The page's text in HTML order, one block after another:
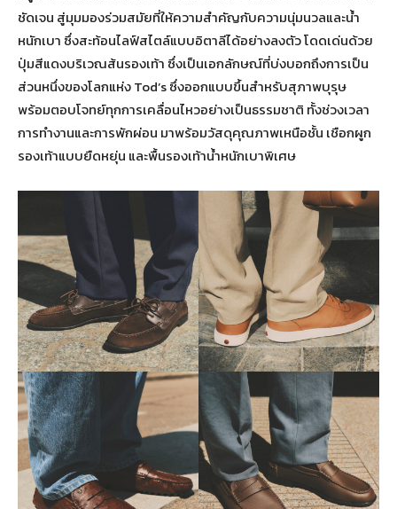
ชัดเจน สู่มุมมองร่วมสมัยที่ให้ความสำคัญกับความนุ่มนวลและน้ำ
หนักเบา ซึ่งสะท้อนไลฟ์สไตล์แบบอิตาลีได้อย่างลงตัว โดดเด่นด้วย
ปุ่มสีแดงบริเวณส้นรองเท้า ซึ่งเป็นเอกลักษณ์ที่บ่งบอกถึงการเป็น
ส่วนหนึ่งของโลกแห่ง Tod’s ซึ่งออกแบบขึ้นสำหรับสุภาพบุรุษ
พร้อมตอบโจทย์ทุกการเคลื่อนไหวอย่างเป็นธรรมชาติ ทั้งช่วงเวลา
การทำงานและการพักผ่อน มาพร้อมวัสดุคุณภาพเหนือชั้น เชือกผูก
รองเท้าแบบยืดหยุ่น และพื้นรองเท้าน้ำหนักเบาพิเศษ